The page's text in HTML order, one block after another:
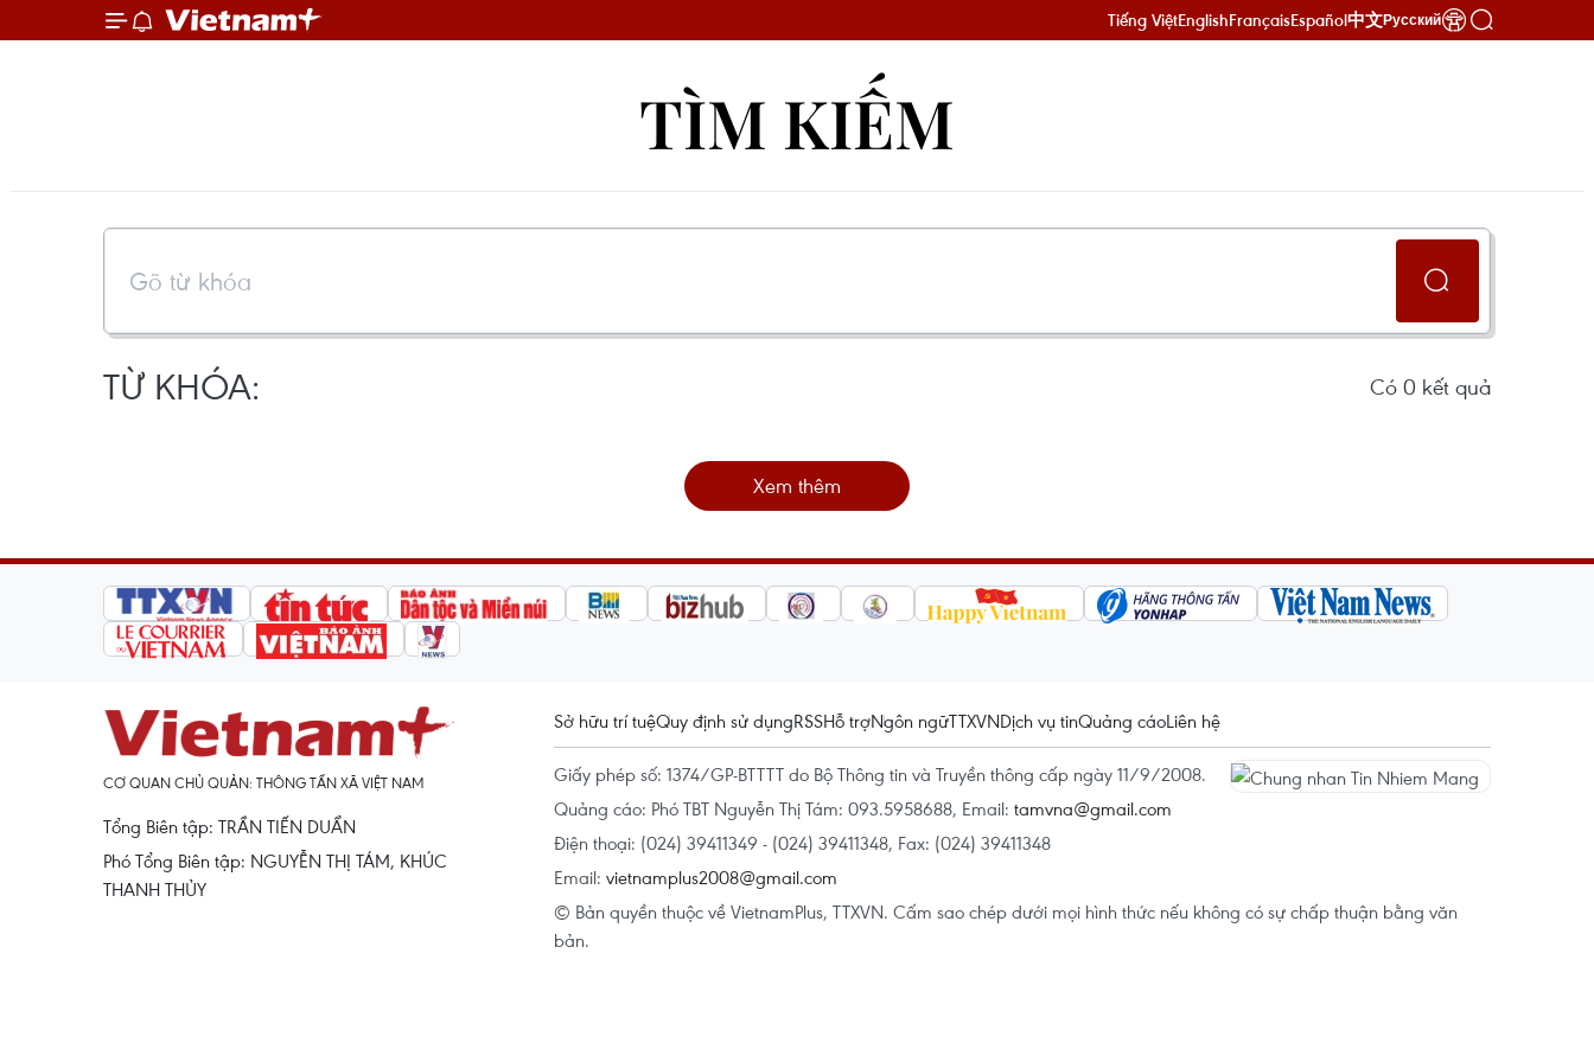
Tiếng ViệtEnglishFrançaisEspañol中文Русский
TÌM KIẾM
TỪ KHÓA: Có 0 kết quả
Xem thêm
CƠ QUAN CHỦ QUẢN: THÔNG TẤN XÃ VIỆT NAM
Tổng Biên tập: TRẦN TIẾN DUẨN
Phó Tổng Biên tập: NGUYỄN THỊ TÁM, KHÚC
THANH THỦY
Sở hữu trí tuệQuy định sử dụngRSSHỗ trợNgôn ngữTTXVNDịch vụ tinQuảng cáoLiên hệ
Giấy phép số: 1374/GP-BTTTT do Bộ Thông tin và Truyền thông cấp ngày 11/9/2008.
Quảng cáo: Phó TBT Nguyễn Thị Tám: 093.5958688, Email: tamvna@gmail.com
Điện thoại: (024) 39411349 - (024) 39411348, Fax: (024) 39411348
Email: vietnamplus2008@gmail.com
© Bản quyền thuộc về VietnamPlus, TTXVN. Cấm sao chép dưới mọi hình thức nếu không có sự chấp thuận bằng văn
bản.